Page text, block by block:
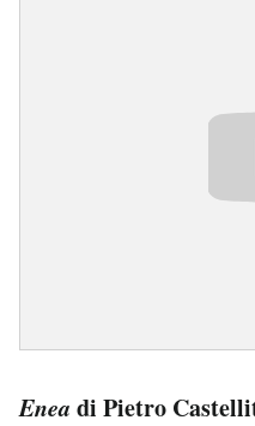
Enea di Pietro